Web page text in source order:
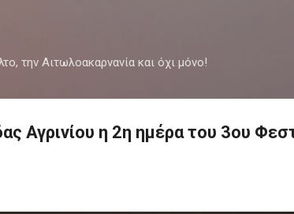
την Αιτωλοακαρνανία και όχι μόνο!
Αγρινίου η 2η ημέρα του 3ου